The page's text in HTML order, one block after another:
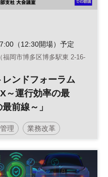
（12:30開場）予定
福岡市博多区博多駅東 2-16-
レンドフォーラム
～運行効率の最
前線～」
理 業務改革
ストレンドフォーラム
業支援 生産性向上